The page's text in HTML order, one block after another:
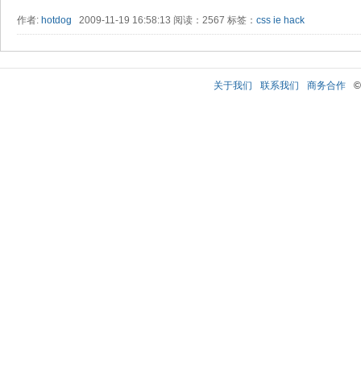
作者: hotdog 2009-11-19 16:58:13 阅读：2567 标签： css ie hack
关于我们 联系我们 商务合作